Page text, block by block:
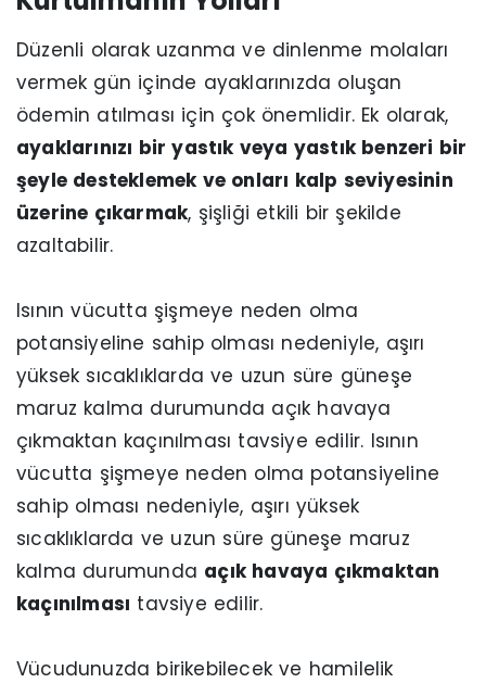
Düzenli olarak uzanma ve dinlenme molaları
vermek gün içinde ayaklarınızda oluşan
ödemin atılması için çok önemlidir. Ek olarak,
ayaklarınızı bir yastık veya yastık benzeri bir
şeyle desteklemek ve onları kalp seviyesinin
üzerine çıkarmak, şişliği etkili bir şekilde
azaltabilir.
Isının vücutta şişmeye neden olma
potansiyeline sahip olması nedeniyle, aşırı
yüksek sıcaklıklarda ve uzun süre güneşe
maruz kalma durumunda açık havaya
çıkmaktan kaçınılması tavsiye edilir. Isının
vücutta şişmeye neden olma potansiyeline
sahip olması nedeniyle, aşırı yüksek
sıcaklıklarda ve uzun süre güneşe maruz
kalma durumunda açık havaya çıkmaktan
kaçınılması tavsiye edilir.
Vücudunuzda birikebilecek ve hamilelik